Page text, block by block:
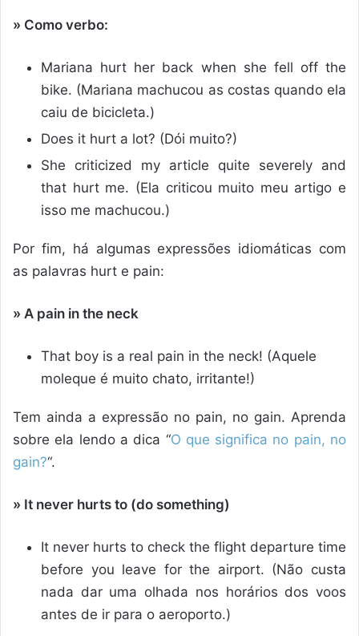
» Como verbo:
Mariana hurt her back when she fell off the
bike. (Mariana machucou as costas quando ela
caiu de bicicleta.)
Does it hurt a lot? (Dói muito?)
She criticized my article quite severely and
that hurt me. (Ela criticou muito meu artigo e
isso me machucou.)
Por fim, há algumas expressões idiomáticas com
as palavras hurt e pain:
» A pain in the neck
That boy is a real pain in the neck! (Aquele
moleque é muito chato, irritante!)
Tem ainda a expressão no pain, no gain. Aprenda
sobre ela lendo a dica “O que significa no pain, no
gain?“.
» It never hurts to (do something)
It never hurts to check the flight departure time
before you leave for the airport. (Não custa
nada dar uma olhada nos horários dos voos
antes de ir para o aeroporto.)